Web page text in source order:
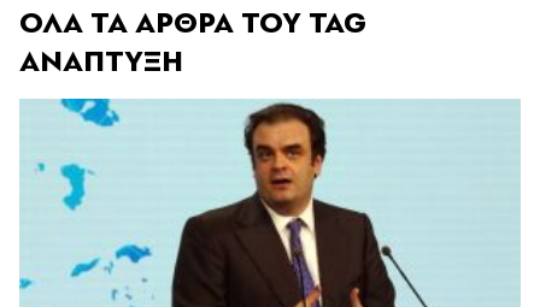
ΟΛΑ ΤΑ ΑΡΘΡΑ ΤΟΥ TAG
ΑΝΑΠΤΥΞΗ